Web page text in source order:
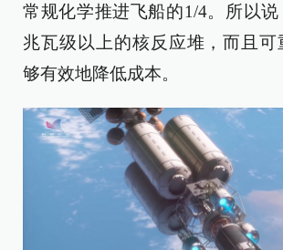
常规化学推进飞船的1/4。所以
兆瓦级以上的核反应堆，而且
够有效地降低成本。